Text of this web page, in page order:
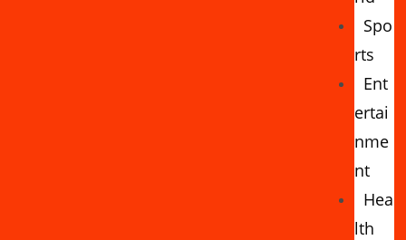
Spo
rts
Ent
ertai
nme
nt
Hea
lth